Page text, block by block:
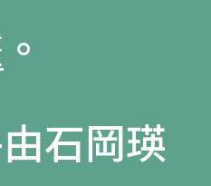
。
石岡瑛